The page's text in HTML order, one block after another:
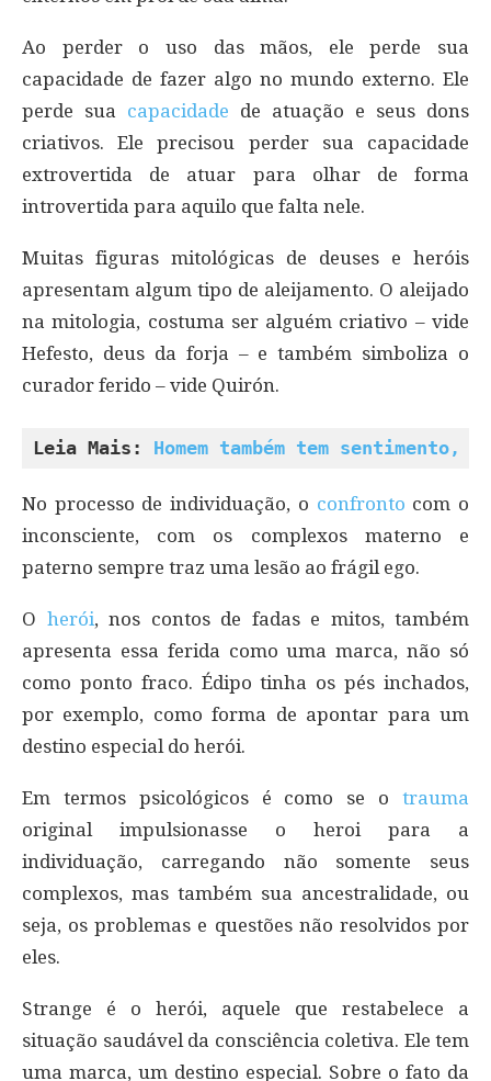
Ao perder o uso das mãos, ele perde sua
capacidade de fazer algo no mundo externo. Ele
perde sua capacidade de atuação e seus dons
criativos. Ele precisou perder sua capacidade
extrovertida de atuar para olhar de forma
introvertida para aquilo que falta nele.
Muitas figuras mitológicas de deuses e heróis
apresentam algum tipo de aleijamento. O aleijado
na mitologia, costuma ser alguém criativo – vide
Hefesto, deus da forja – e também simboliza o
curador ferido – vide Quirón.
Leia Mais: Homem também tem sentimento,
No processo de individuação, o confronto com o
inconsciente, com os complexos materno e
paterno sempre traz uma lesão ao frágil ego.
O herói, nos contos de fadas e mitos, também
apresenta essa ferida como uma marca, não só
como ponto fraco. Édipo tinha os pés inchados,
por exemplo, como forma de apontar para um
destino especial do herói.
Em termos psicológicos é como se o trauma
original impulsionasse o heroi para a
individuação, carregando não somente seus
complexos, mas também sua ancestralidade, ou
seja, os problemas e questões não resolvidos por
eles.
Strange é o herói, aquele que restabelece a
situação saudável da consciência coletiva. Ele tem
uma marca, um destino especial. Sobre o fato da